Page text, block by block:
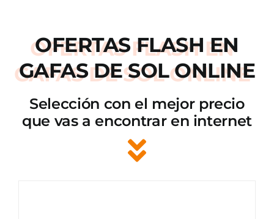
OFERTAS FLASH EN
GAFAS DE SOL ONLINE
Selección con el mejor precio
que vas a encontrar en internet